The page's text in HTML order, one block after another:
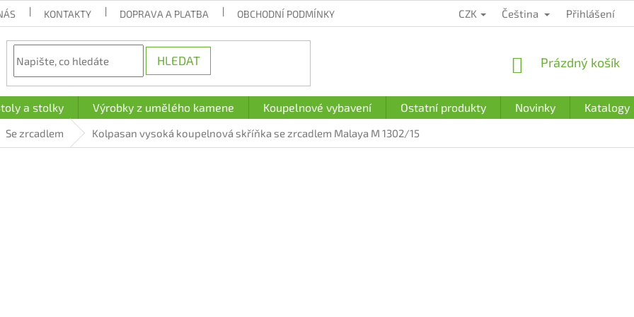
KONTAKTY DOPRAVA A PLATBA OBCHODNÍ PODMÍNKY PODMÍNKY OCHRANY OSOBNÍCH
CZK Čeština Přihlášení
HLEDAT
NÁKUPNÍ
Prázdný košík
a stolky Výrobky z umělého kamene Koupelnové vybavení Ostatní produkty Novinky Katalogy
Se zrcadlem Kolpasan vysoká koupelnová skříňka se zrcadlem Malaya M 1302/15